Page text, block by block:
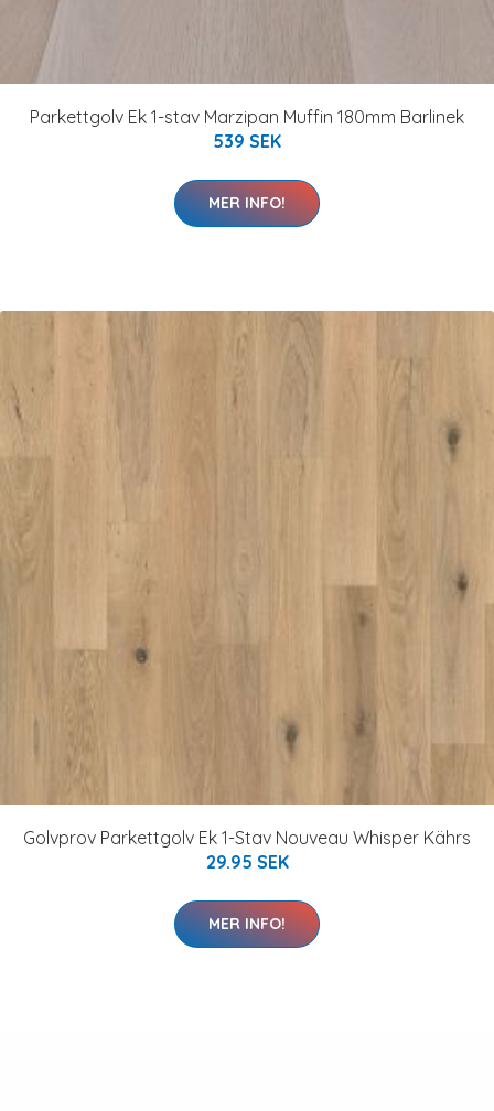
Parkettgolv Ek 1-stav Marzipan Muffin 180mm Barlinek
539 SEK
MER INFO!
Golvprov Parkettgolv Ek 1-Stav Nouveau Whisper Kährs
29.95 SEK
MER INFO!